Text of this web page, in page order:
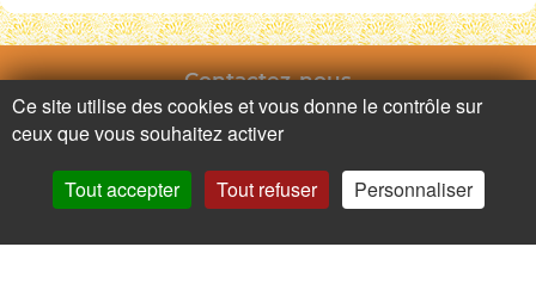
Contactez-nous
Appelez nous Facebook
Ce site utilise des cookies et vous donne le contrôle sur
ceux que vous souhaitez activer
Tout accepter Tout refuser Personnaliser